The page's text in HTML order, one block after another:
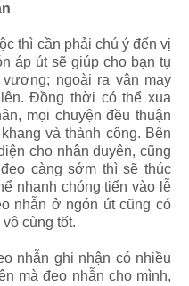
thì cần phải chú ý đến vị
áp út sẽ giúp cho bạn tụ
ngoài ra vận may
Đồng thời có thể xua
mọi chuyện đều thuận
và thành công. Bên
cho nhân duyên, cũng
càng sớm thì sẽ thúc
nhanh chóng tiến vào lễ
nhẫn ở ngón út cũng có
cùng tốt.
nhẫn ghi nhận có nhiều
mà đeo nhẫn cho mình,